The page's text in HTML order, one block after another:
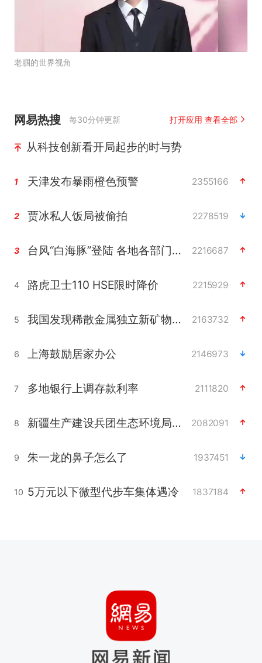
老腘的世界视角
网易热搜 每30分钟更新 打开应用 查看全部
从科技创新看开局起步的时与势
1 天津发布暴雨橙色预警 2355166
2 贾冰私人饭局被偷拍 2278519
3 台风“白海豚”登陆 各地各部门全力应对 2216687
4 路虎卫士110 HSE限时降价 2215929
5 我国发现稀散金属独立新矿物——乌斯河锗矿 2163732
6 上海鼓励居家办公 2146973
7 多地银行上调存款利率 2111820
8 新疆生产建设兵团生态环境局原局长被查 2082091
9 朱一龙的鼻子怎么了 1937451
10 5万元以下微型代步车集体遇冷 1837184